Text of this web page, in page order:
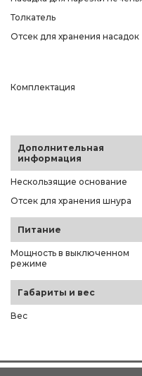
Толкатель
Отсек для хранения насадок
Комплектация
Дополнительная
информация
Нескользящие основание
Отсек для хранения шнура
Питание
Мощность в выключенном
режиме
Габариты и вес
Вес